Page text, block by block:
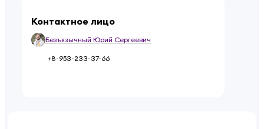
Контактное лицо
Безъязычный Юрий Сергеевич
+8-953-233-37-66